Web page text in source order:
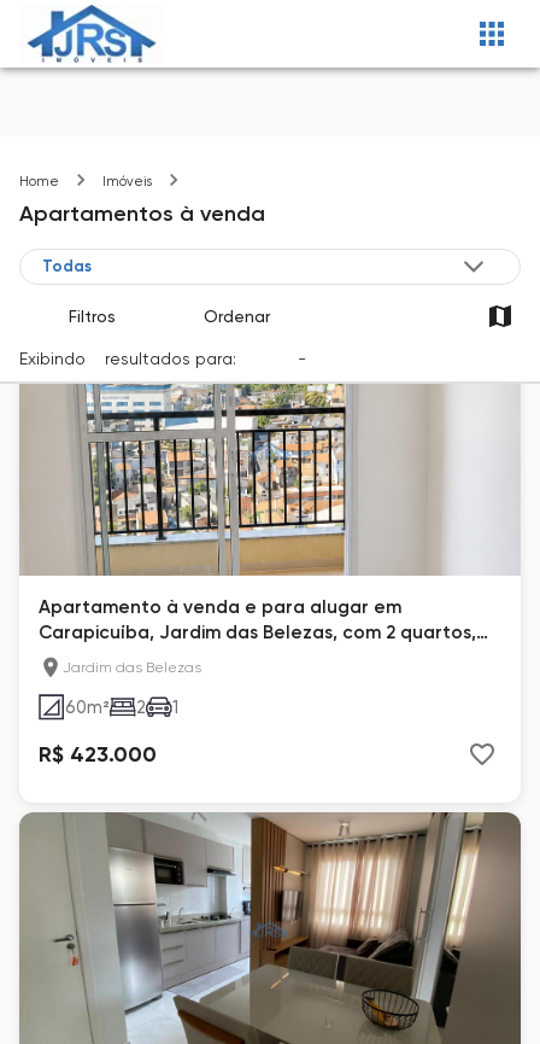
Home Imóveis
Apartamentos à venda
Filtros Ordenar
Exibindo resultados para: -
Apartamento à venda e para alugar em
Carapicuíba, Jardim das Belezas, com 2 quartos,
com 60 m²
Jardim das Belezas
60m² 2 1
R$ 423.000